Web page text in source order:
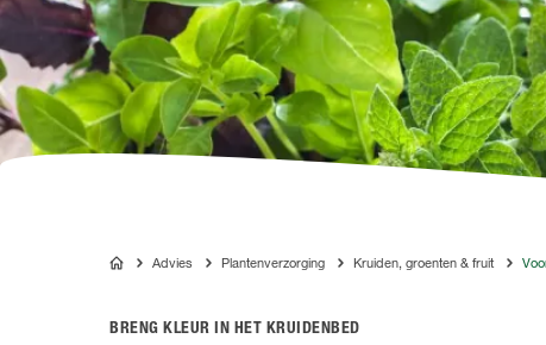
natuur
COMPOAdvies Plantenverzorging Kruiden, groenten & fruit
BRENG KLEUR IN HET KRUIDENBED